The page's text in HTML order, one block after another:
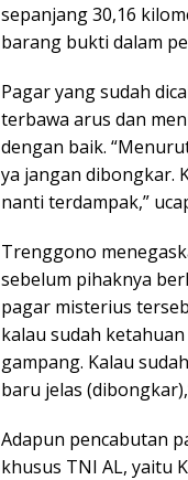
sepanjang 30,16
barang bukti dalam
Pagar yang sudah
terbawa arus dan
dengan baik.
ya jangan dibongkar.
nanti terdampak,”
Trenggono
sebelum pihaknya
pagar misterius
kalau sudah
gampang. Kalau
baru jelas
Adapun pencabutan
khusus TNI AL, yaitu